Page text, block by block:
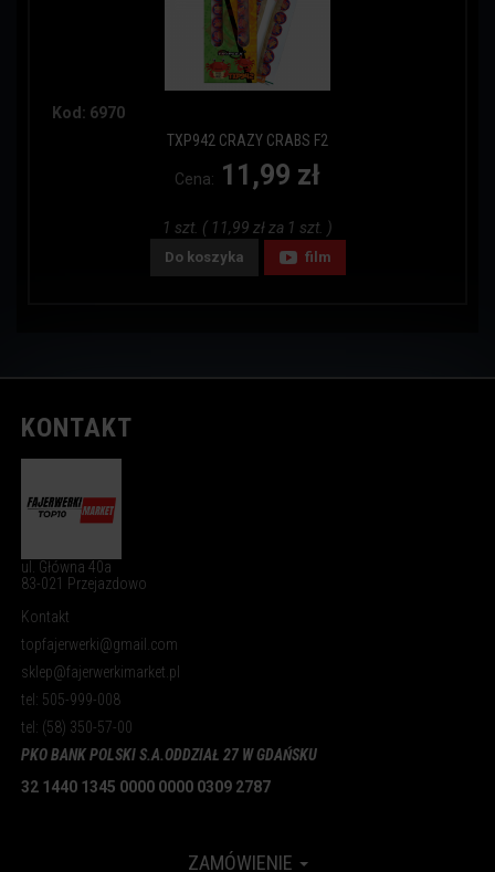
Kod: 6970
TXP942 CRAZY CRABS F2
Cena: 11,99 zł
1 szt. ( 11,99 zł za 1 szt. )
Do koszyka film
KONTAKT
ul. Główna 40a
83-021 Przejazdowo
Kontakt
topfajerwerki@gmail.com
sklep@fajerwerkimarket.pl
tel: 505-999-008
tel: (58) 350-57-00
PKO BANK POLSKI S.A.ODDZIAŁ 27 W GDAŃSKU
32 1440 1345 0000 0000 0309 2787
ZAMÓWIENIE